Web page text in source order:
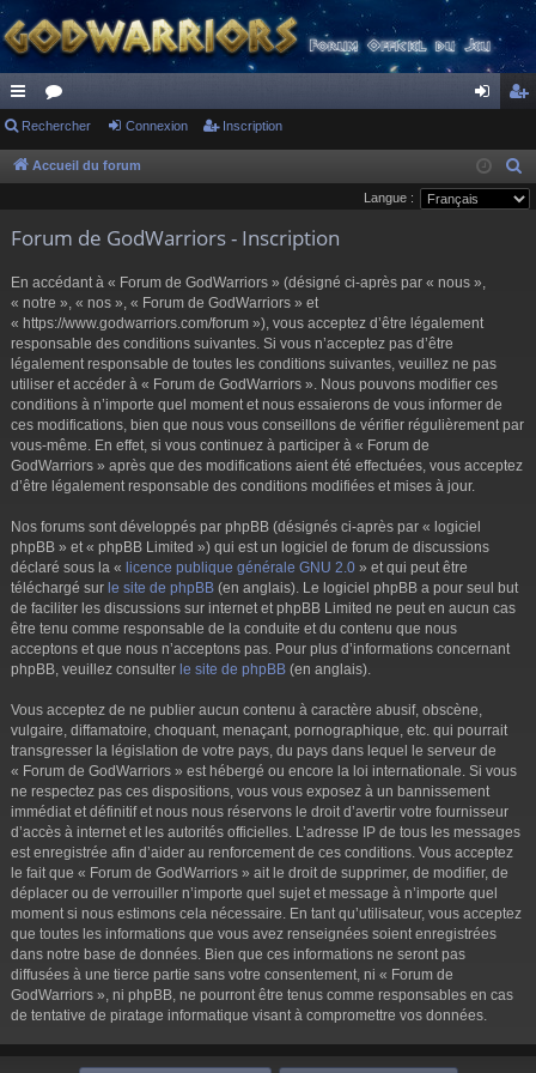
ac
co
ci
or
u
s
ne cri
pti
Rechercher Connexion Inscription
Accueil du forum
e
Langue :
Forum de GodWarriors - Inscription
En accédant à « Forum de GodWarriors » (désigné ci-après par « nous »,
« notre », « nos », « Forum de GodWarriors » et
« https://www.godwarriors.com/forum »), vous acceptez d’être légalement
responsable des conditions suivantes. Si vous n’acceptez pas d’être
légalement responsable de toutes les conditions suivantes, veuillez ne pas
utiliser et accéder à « Forum de GodWarriors ». Nous pouvons modifier ces
conditions à n’importe quel moment et nous essaierons de vous informer de
ces modifications, bien que nous vous conseillons de vérifier régulièrement par
vous-même. En effet, si vous continuez à participer à « Forum de
GodWarriors » après que des modifications aient été effectuées, vous acceptez
d’être légalement responsable des conditions modifiées et mises à jour.
Nos forums sont développés par phpBB (désignés ci-après par « logiciel
phpBB » et « phpBB Limited ») qui est un logiciel de forum de discussions
déclaré sous la « licence publique générale GNU 2.0 » et qui peut être
téléchargé sur le site de phpBB (en anglais). Le logiciel phpBB a pour seul but
de faciliter les discussions sur internet et phpBB Limited ne peut en aucun cas
être tenu comme responsable de la conduite et du contenu que nous
acceptons et que nous n’acceptons pas. Pour plus d’informations concernant
phpBB, veuillez consulter le site de phpBB (en anglais).
Vous acceptez de ne publier aucun contenu à caractère abusif, obscène,
vulgaire, diffamatoire, choquant, menaçant, pornographique, etc. qui pourrait
transgresser la législation de votre pays, du pays dans lequel le serveur de
« Forum de GodWarriors » est hébergé ou encore la loi internationale. Si vous
ne respectez pas ces dispositions, vous vous exposez à un bannissement
immédiat et définitif et nous nous réservons le droit d’avertir votre fournisseur
d’accès à internet et les autorités officielles. L’adresse IP de tous les messages
est enregistrée afin d’aider au renforcement de ces conditions. Vous acceptez
le fait que « Forum de GodWarriors » ait le droit de supprimer, de modifier, de
déplacer ou de verrouiller n’importe quel sujet et message à n’importe quel
moment si nous estimons cela nécessaire. En tant qu’utilisateur, vous acceptez
que toutes les informations que vous avez renseignées soient enregistrées
dans notre base de données. Bien que ces informations ne seront pas
diffusées à une tierce partie sans votre consentement, ni « Forum de
GodWarriors », ni phpBB, ne pourront être tenus comme responsables en cas
de tentative de piratage informatique visant à compromettre vos données.